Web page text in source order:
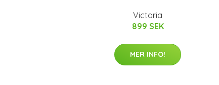
Victoria
899 SEK
MER INFO!